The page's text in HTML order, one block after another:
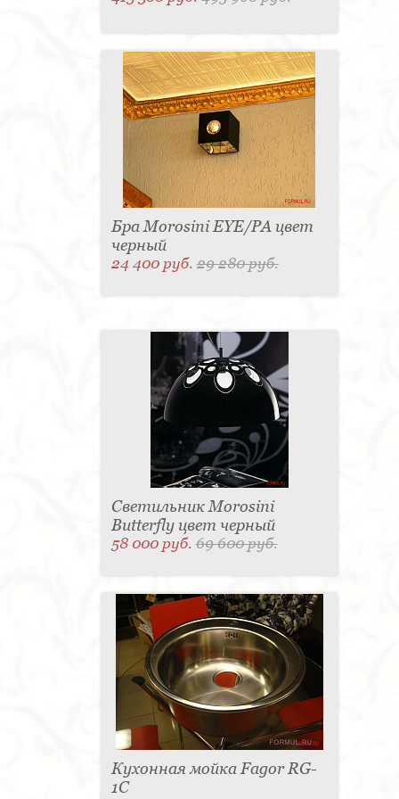
Бра Morosini EYE/PA цвет
черный
24 400 руб.29 280 руб.
Светильник Morosini
Butterfly цвет черный
58 000 руб.69 600 руб.
Кухонная мойка Fagor RG-
1C